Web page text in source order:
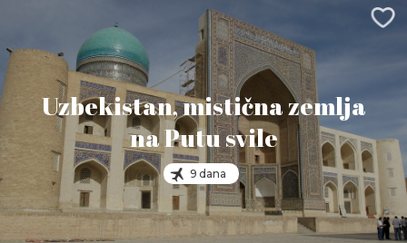
Uzbekistan, mistična zemlja
na Putu svile
9 dana